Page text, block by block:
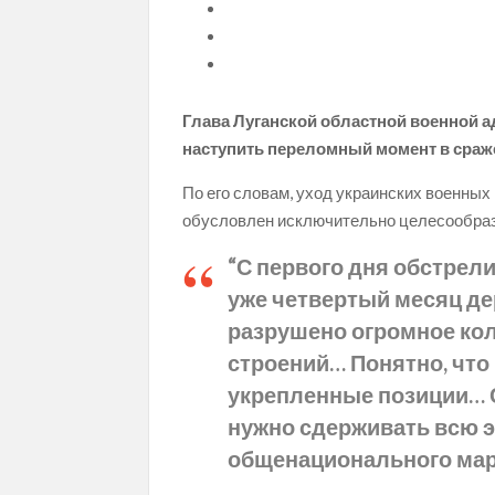
Глава Луганской областной военной
наступить переломный момент в
По его словам, уход украинских
обусловлен исключительно
“С первого дня
уже четвертый месяц
разрушено огромное
строений… Понятно,
укрепленные
нужно сдерживать всю
общенационального